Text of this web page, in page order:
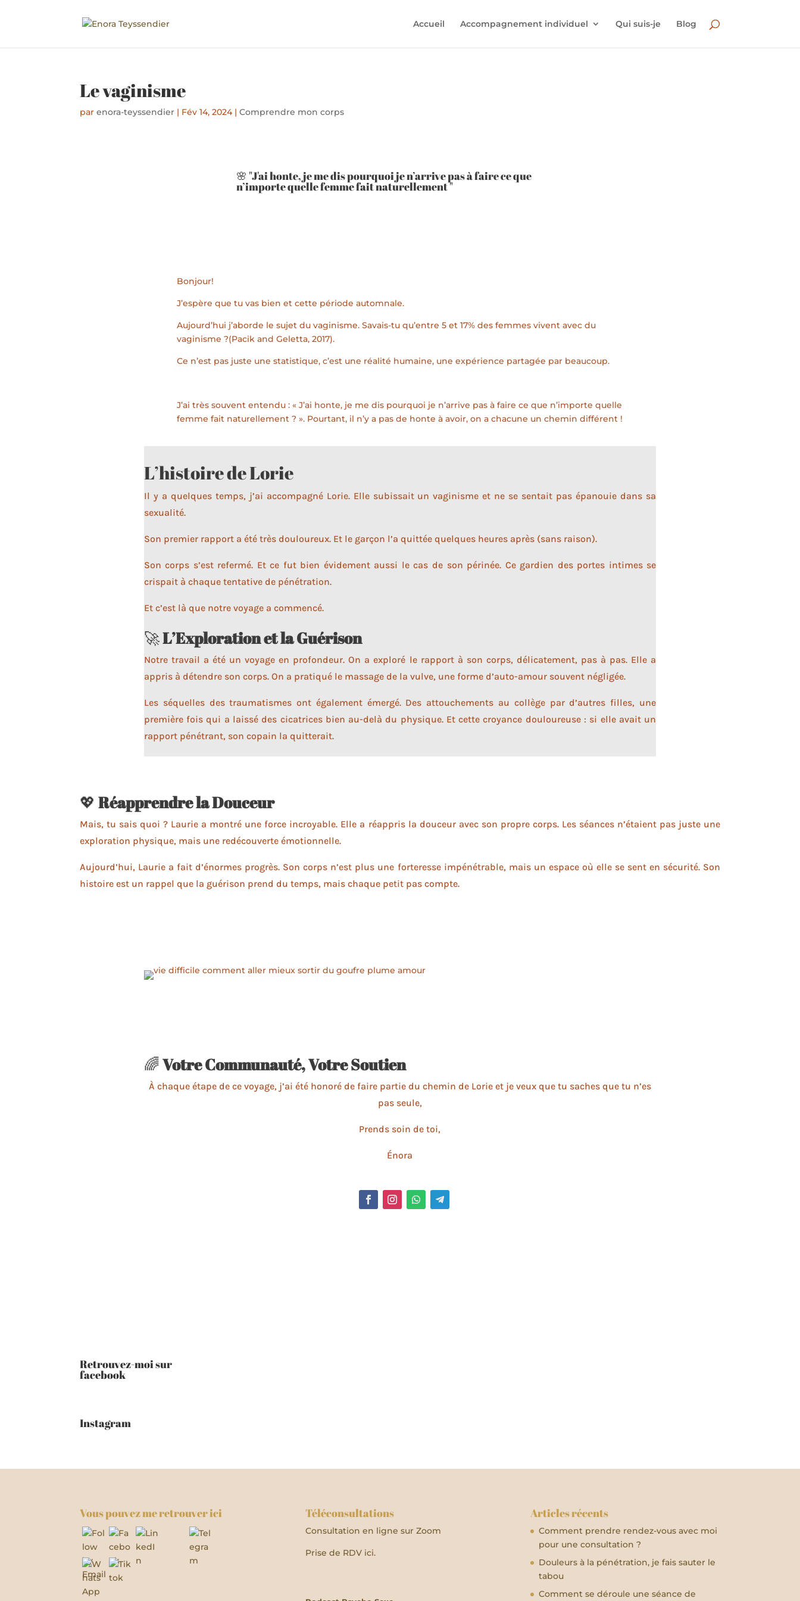
Accueil Accompagnement individuel Qui suis-je Blog
Le vaginisme
parenora-teyssendier | Fév 14, 2024|Comprendre mon corps
🌸 "J'ai honte, je me dis pourquoi je n’arrive pas à faire ce que
n’importe quelle femme fait naturellement "
Bonjour!
J’espère que tu vas bien et cette période automnale.
Aujourd’hui j’aborde le sujet du vaginisme. Savais-tu qu’entre 5 et 17% des femmes vivent avec du
vaginisme ?(Pacik and Geletta, 2017).
Ce n’est pas juste une statistique, c’est une réalité humaine, une expérience partagée par beaucoup.
J’ai très souvent entendu : « J’ai honte, je me dis pourquoi je n’arrive pas à faire ce que n’importe quelle
femme fait naturellement ? ». Pourtant, il n’y a pas de honte à avoir, on a chacune un chemin différent !
L’histoire de Lorie
Il y a quelques temps, j’ai accompagné Lorie. Elle subissait un vaginisme et ne se sentait pas épanouie dans sa
sexualité.
Son premier rapport a été très douloureux. Et le garçon l’a quittée quelques heures après (sans raison).
Son corps s’est refermé. Et ce fut bien évidement aussi le cas de son périnée. Ce gardien des portes intimes se
crispait à chaque tentative de pénétration.
Et c’est là que notre voyage a commencé.
🚀L’Exploration et la Guérison
Notre travail a été un voyage en profondeur. On a exploré le rapport à son corps, délicatement, pas à pas. Elle a
appris à détendre son corps. On a pratiqué le massage de la vulve, une forme d’auto-amour souvent négligée.
Les séquelles des traumatismes ont également émergé. Des attouchements au collège par d’autres filles, une
première fois qui a laissé des cicatrices bien au-delà du physique. Et cette croyance douloureuse : si elle avait un
rapport pénétrant, son copain la quitterait.
💖Réapprendre la Douceur
Mais, tu sais quoi ? Laurie a montré une force incroyable. Elle a réappris la douceur avec son propre corps. Les séances n’étaient pas juste une
exploration physique, mais une redécouverte émotionnelle.
Aujourd’hui, Laurie a fait d’énormes progrès. Son corps n’est plus une forteresse impénétrable, mais un espace où elle se sent en sécurité. Son
histoire est un rappel que la guérison prend du temps, mais chaque petit pas compte.
🌈Votre Communauté, Votre Soutien
À chaque étape de ce voyage, j’ai été honoré de faire partie du chemin de Lorie et je veux que tu saches que tu n’es
pas seule,
Prends soin de toi,
Énora
Retrouvez-moi sur
facebook
Instagram
Vous pouvez me retrouver ici Téléconsultations
Consultation en ligne sur Zoom
Prise de RDV ici.
Articles récents
Comment prendre rendez-vous avec moi
pour une consultation ?
Douleurs à la pénétration, je fais sauter le
tabou
Comment se déroule une séance de